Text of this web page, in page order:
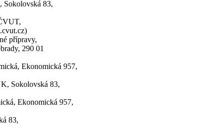
Sokolovská 83,
přípravy,
290 01
Ekonomická 957,
Sokolovská 83,
Ekonomická 957,
83,